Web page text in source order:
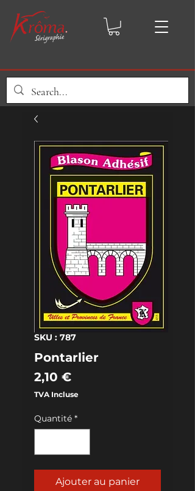
SKU : 787
Pontarlier
2,10 €Prix
TVA Incluse
Quantité *
Ajouter au panier